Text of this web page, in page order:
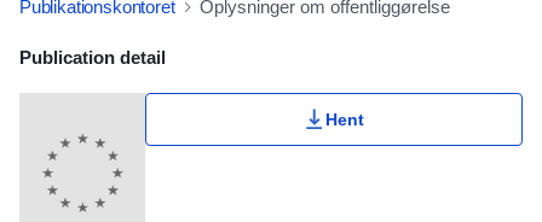
Publikationskontoret Oplysninger om offentliggørelse
Publication Detail Actions Portlet
Publication detail
Hent